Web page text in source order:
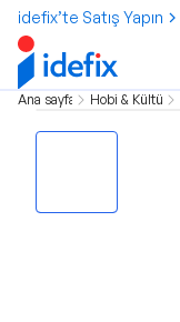
idefix’te Satış Yapın
Ana sayfa Hobi & Kültür